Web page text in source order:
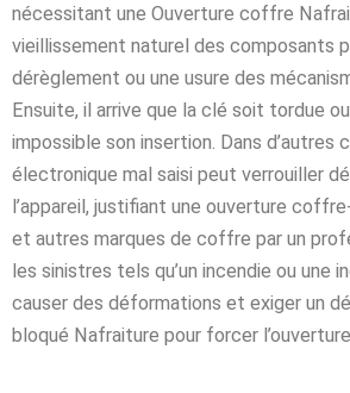
nécessitant une Ouverture coffre
vieillissement naturel des composants
dérèglement ou une usure des
Ensuite, il arrive que la clé soit tordue
impossible son insertion. Dans d’autres
électronique mal saisi peut verrouiller
l’appareil, justifiant une ouverture
et autres marques de coffre par un
les sinistres tels qu’un incendie ou une
causer des déformations et exiger un
bloqué Nafraiture pour forcer l’ouverture.